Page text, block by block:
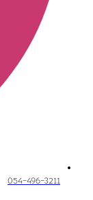
054-496-3211